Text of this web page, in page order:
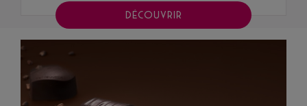
DÉCOUVRIR